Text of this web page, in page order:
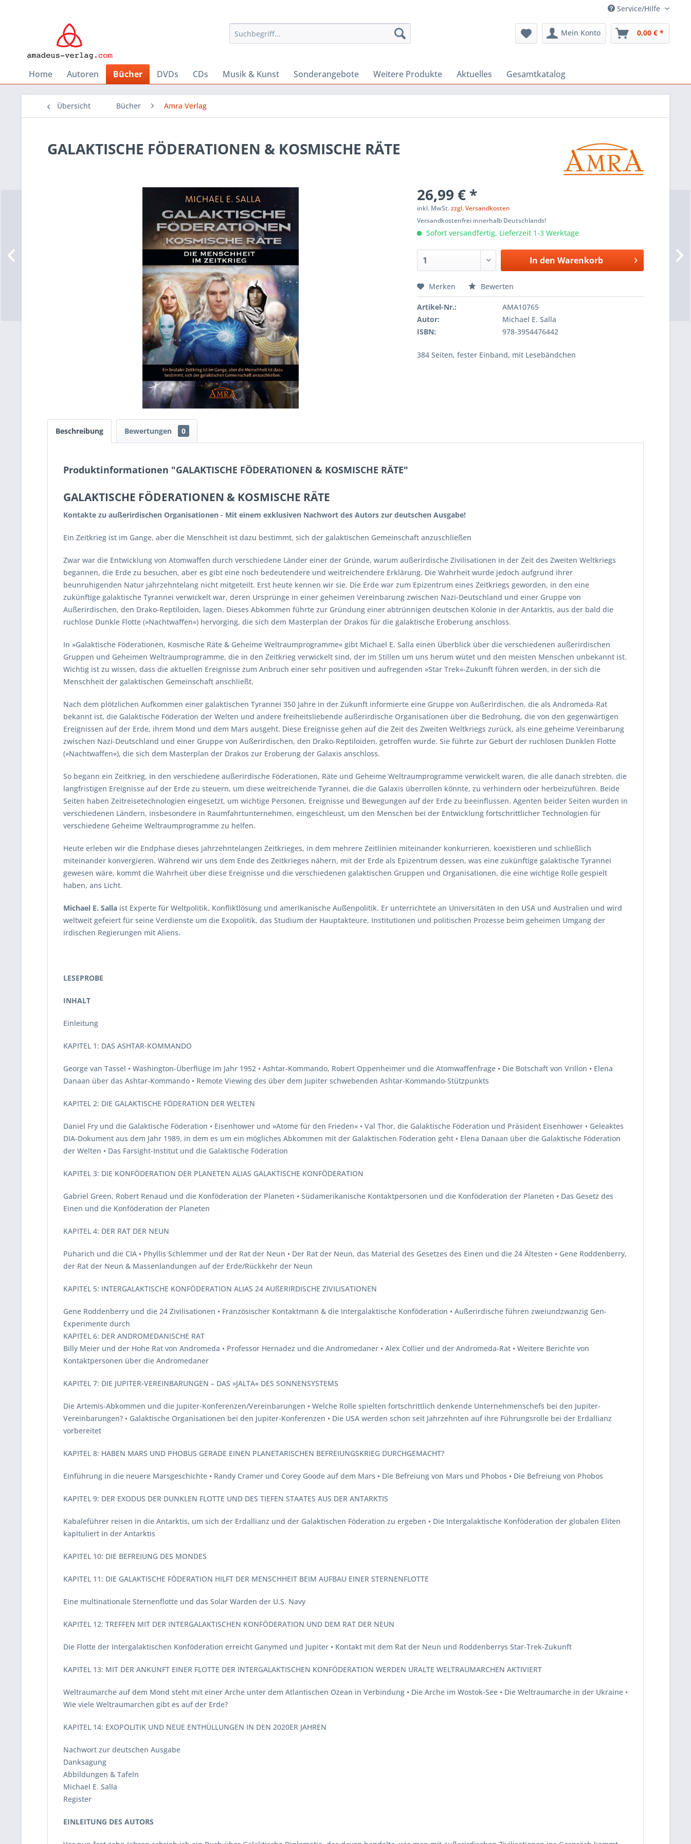
Service/Hilfe
Mein Konto 0,00 € *
Home Autoren Bücher DVDs CDs Musik & Kunst Sonderangebote Weitere Produkte Aktuelles Gesamtkatalog
Übersicht Bücher Amra Verlag
GALAKTISCHE FÖDERATIONEN & KOSMISCHE RÄTE
26,99 € *
inkl. MwSt.zzgl. Versandkosten
Versandkostenfrei innerhalb Deutschlands!
Sofort versandfertig, Lieferzeit 1-3 Werktage
In den Warenkorb
Merken Bewerten
Artikel-Nr.:
AMA10765
Autor:
Michael E. Salla
ISBN:
978-3954476442
384 Seiten, fester Einband, mit Lesebändchen
Beschreibung Bewertungen 0
Produktinformationen "GALAKTISCHE FÖDERATIONEN & KOSMISCHE RÄTE"
GALAKTISCHE FÖDERATIONEN & KOSMISCHE RÄTE
Kontakte zu außerirdischen Organisationen - Mit einem exklusiven Nachwort des Autors zur deutschen Ausgabe!
Ein Zeitkrieg ist im Gange, aber die Menschheit ist dazu bestimmt, sich der galaktischen Gemeinschaft anzuschließen
Zwar war die Entwicklung von Atomwaffen durch verschiedene Länder einer der Gründe, warum außerirdische Zivilisationen in der Zeit des Zweiten Weltkriegs
begannen, die Erde zu besuchen, aber es gibt eine noch bedeutendere und weitreichendere Erklärung. Die Wahrheit wurde jedoch aufgrund ihrer
beunruhigenden Natur jahrzehntelang nicht mitgeteilt. Erst heute kennen wir sie. Die Erde war zum Epizentrum eines Zeitkriegs geworden, in den eine
zukünftige galaktische Tyrannei verwickelt war, deren Ursprünge in einer geheimen Vereinbarung zwischen Nazi-Deutschland und einer Gruppe von
Außerirdischen, den Drako-Reptiloiden, lagen. Dieses Abkommen führte zur Gründung einer abtrünnigen deutschen Kolonie in der Antarktis, aus der bald die
ruchlose Dunkle Flotte (»Nachtwaffen«) hervorging, die sich dem Masterplan der Drakos für die galaktische Eroberung anschloss.
In »Galaktische Föderationen, Kosmische Räte & Geheime Weltraumprogramme« gibt Michael E. Salla einen Überblick über die verschiedenen außerirdischen
Gruppen und Geheimen Weltraumprogramme, die in den Zeitkrieg verwickelt sind, der im Stillen um uns herum wütet und den meisten Menschen unbekannt ist.
Wichtig ist zu wissen, dass die aktuellen Ereignisse zum Anbruch einer sehr positiven und aufregenden »Star Trek«-Zukunft führen werden, in der sich die
Menschheit der galaktischen Gemeinschaft anschließt.
Nach dem plötzlichen Aufkommen einer galaktischen Tyrannei 350 Jahre in der Zukunft informierte eine Gruppe von Außerirdischen, die als Andromeda-Rat
bekannt ist, die Galaktische Föderation der Welten und andere freiheitsliebende außerirdische Organisationen über die Bedrohung, die von den gegenwärtigen
Ereignissen auf der Erde, ihrem Mond und dem Mars ausgeht. Diese Ereignisse gehen auf die Zeit des Zweiten Weltkriegs zurück, als eine geheime Vereinbarung
zwischen Nazi-Deutschland und einer Gruppe von Außerirdischen, den Drako-Reptiloiden, getroffen wurde. Sie führte zur Geburt der ruchlosen Dunklen Flotte
(»Nachtwaffen«), die sich dem Masterplan der Drakos zur Eroberung der Galaxis anschloss.
So begann ein Zeitkrieg, in den verschiedene außerirdische Föderationen, Räte und Geheime Weltraumprogramme verwickelt waren, die alle danach strebten, die
langfristigen Ereignisse auf der Erde zu steuern, um diese weitreichende Tyrannei, die die Galaxis überrollen könnte, zu verhindern oder herbeizuführen. Beide
Seiten haben Zeitreisetechnologien eingesetzt, um wichtige Personen, Ereignisse und Bewegungen auf der Erde zu beeinflussen. Agenten beider Seiten wurden in
verschiedenen Ländern, insbesondere in Raumfahrtunternehmen, eingeschleust, um den Menschen bei der Entwicklung fortschrittlicher Technologien für
verschiedene Geheime Weltraumprogramme zu helfen.
Heute erleben wir die Endphase dieses jahrzehntelangen Zeitkrieges, in dem mehrere Zeitlinien miteinander konkurrieren, koexistieren und schließlich
miteinander konvergieren. Während wir uns dem Ende des Zeitkrieges nähern, mit der Erde als Epizentrum dessen, was eine zukünftige galaktische Tyrannei
gewesen wäre, kommt die Wahrheit über diese Ereignisse und die verschiedenen galaktischen Gruppen und Organisationen, die eine wichtige Rolle gespielt
haben, ans Licht.
Michael E. Salla ist Experte für Weltpolitik, Konfliktlösung und amerikanische Außenpolitik. Er unterrichtete an Universitäten in den USA und Australien und wird
weltweit gefeiert für seine Verdienste um die Exopolitik, das Studium der Hauptakteure, Institutionen und politischen Prozesse beim geheimen Umgang der
irdischen Regierungen mit Aliens.
LESEPROBE
INHALT
Einleitung
KAPITEL 1: DAS ASHTAR-KOMMANDO
George van Tassel • Washington-Überflüge im Jahr 1952 • Ashtar-Kommando, Robert Oppenheimer und die Atomwaffenfrage • Die Botschaft von Vrillon • Elena
Danaan über das Ashtar-Kommando • Remote Viewing des über dem Jupiter schwebenden Ashtar-Kommando-Stützpunkts
KAPITEL 2: DIE GALAKTISCHE FÖDERATION DER WELTEN
Daniel Fry und die Galaktische Föderation • Eisenhower und »Atome für den Frieden« • Val Thor, die Galaktische Föderation und Präsident Eisenhower • Geleaktes
DIA-Dokument aus dem Jahr 1989, in dem es um ein mögliches Abkommen mit der Galaktischen Föderation geht • Elena Danaan über die Galaktische Föderation
der Welten • Das Farsight-Institut und die Galaktische Föderation
KAPITEL 3: DIE KONFÖDERATION DER PLANETEN ALIAS GALAKTISCHE KONFÖDERATION
Gabriel Green, Robert Renaud und die Konföderation der Planeten • Südamerikanische Kontaktpersonen und die Konföderation der Planeten • Das Gesetz des
Einen und die Konföderation der Planeten
KAPITEL 4: DER RAT DER NEUN
Puharich und die CIA • Phyllis Schlemmer und der Rat der Neun • Der Rat der Neun, das Material des Gesetzes des Einen und die 24 Ältesten • Gene Roddenberry,
der Rat der Neun & Massenlandungen auf der Erde/Rückkehr der Neun
KAPITEL 5: INTERGALAKTISCHE KONFÖDERATION ALIAS 24 AUßERIRDISCHE ZIVILISATIONEN
Gene Roddenberry und die 24 Zivilisationen • Französischer Kontaktmann & die Intergalaktische Konföderation • Außerirdische führen zweiundzwanzig Gen-
Experimente durch
KAPITEL 6: DER ANDROMEDANISCHE RAT
Billy Meier und der Hohe Rat von Andromeda • Professor Hernadez und die Andromedaner • Alex Collier und der Andromeda-Rat • Weitere Berichte von
Kontaktpersonen über die Andromedaner
KAPITEL 7: DIE JUPITER-VEREINBARUNGEN – DAS »JALTA« DES SONNENSYSTEMS
Die Artemis-Abkommen und die Jupiter-Konferenzen/Vereinbarungen • Welche Rolle spielten fortschrittlich denkende Unternehmenschefs bei den Jupiter-
Vereinbarungen? • Galaktische Organisationen bei den Jupiter-Konferenzen • Die USA werden schon seit Jahrzehnten auf ihre Führungsrolle bei der Erdallianz
vorbereitet
KAPITEL 8: HABEN MARS UND PHOBUS GERADE EINEN PLANETARISCHEN BEFREIUNGSKRIEG DURCHGEMACHT?
Einführung in die neuere Marsgeschichte • Randy Cramer und Corey Goode auf dem Mars • Die Befreiung von Mars und Phobos • Die Befreiung von Phobos
KAPITEL 9: DER EXODUS DER DUNKLEN FLOTTE UND DES TIEFEN STAATES AUS DER ANTARKTIS
Kabaleführer reisen in die Antarktis, um sich der Erdallianz und der Galaktischen Föderation zu ergeben • Die Intergalaktische Konföderation der globalen Eliten
kapituliert in der Antarktis
KAPITEL 10: DIE BEFREIUNG DES MONDES
KAPITEL 11: DIE GALAKTISCHE FÖDERATION HILFT DER MENSCHHEIT BEIM AUFBAU EINER STERNENFLOTTE
Eine multinationale Sternenflotte und das Solar Warden der U.S. Navy
KAPITEL 12: TREFFEN MIT DER INTERGALAKTISCHEN KONFÖDERATION UND DEM RAT DER NEUN
Die Flotte der Intergalaktischen Konföderation erreicht Ganymed und Jupiter • Kontakt mit dem Rat der Neun und Roddenberrys Star-Trek-Zukunft
KAPITEL 13: MIT DER ANKUNFT EINER FLOTTE DER INTERGALAKTISCHEN KONFÖDERATION WERDEN URALTE WELTRAUMARCHEN AKTIVIERT
Weltraumarche auf dem Mond steht mit einer Arche unter dem Atlantischen Ozean in Verbindung • Die Arche im Wostok-See • Die Weltraumarche in der Ukraine •
Wie viele Weltraumarchen gibt es auf der Erde?
KAPITEL 14: EXOPOLITIK UND NEUE ENTHÜLLUNGEN IN DEN 2020ER JAHREN
Nachwort zur deutschen Ausgabe
Danksagung
Abbildungen & Tafeln
Michael E. Salla
Register
EINLEITUNG DES AUTORS